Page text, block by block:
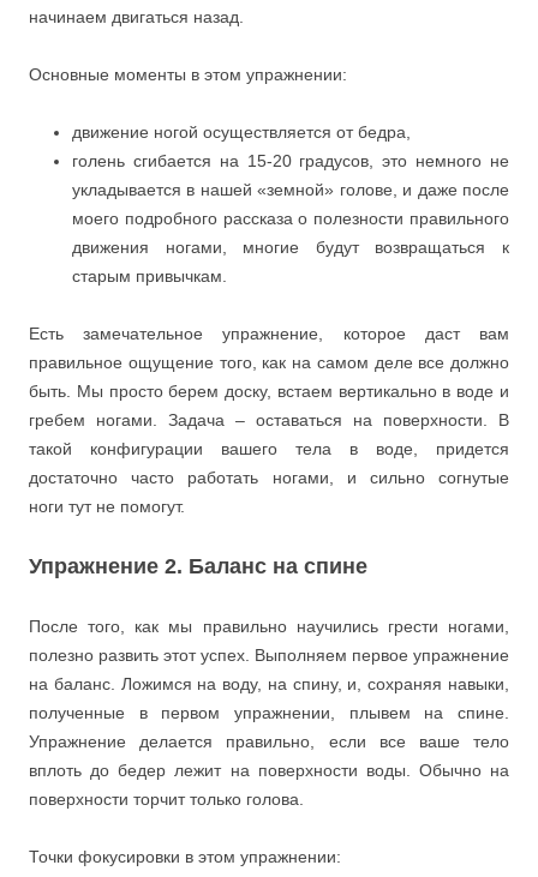
начинаем двигаться назад.
Основные моменты в этом упражнении:
движение ногой осуществляется от бедра,
голень сгибается на 15-20 градусов, это немного не
укладывается в нашей «земной» голове, и даже после
моего подробного рассказа о полезности правильного
движения ногами, многие будут возвращаться к
старым привычкам.
Есть замечательное упражнение, которое даст вам
правильное ощущение того, как на самом деле все должно
быть. Мы просто берем доску, встаем вертикально в воде и
гребем ногами. Задача – оставаться на поверхности. В
такой конфигурации вашего тела в воде, придется
достаточно часто работать ногами, и сильно согнутые
ноги тут не помогут.
Упражнение 2. Баланс на спине
После того, как мы правильно научились грести ногами,
полезно развить этот успех. Выполняем первое упражнение
на баланс. Ложимся на воду, на спину, и, сохраняя навыки,
полученные в первом упражнении, плывем на спине.
Упражнение делается правильно, если все ваше тело
вплоть до бедер лежит на поверхности воды. Обычно на
поверхности торчит только голова.
Точки фокусировки в этом упражнении: